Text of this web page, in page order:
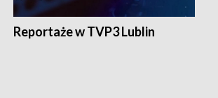
Reportaże w TVP3 Lublin